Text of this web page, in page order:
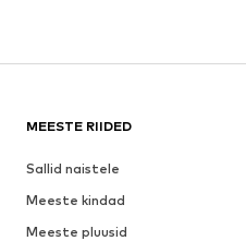
MEESTE RIIDED
Sallid naistele
Meeste kindad
Meeste pluusid